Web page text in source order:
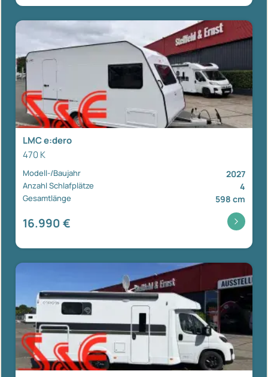
LMC e:dero
470 K
Modell-/Baujahr 2027
Anzahl Schlafplätze 4
Gesamtlänge 598 cm
16.990 €